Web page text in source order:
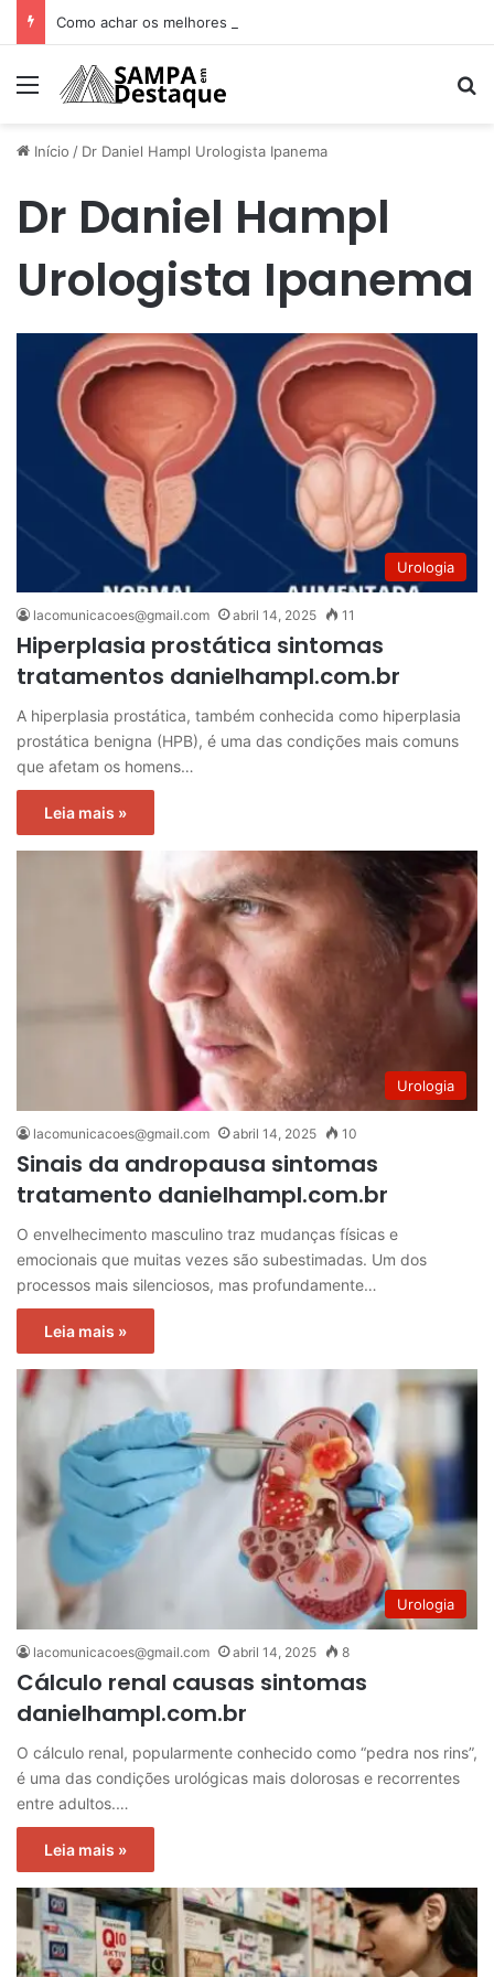
Menu
Início / Dr Daniel Hampl Urologista Ipanema
Dr Daniel Hampl
Urologista Ipanema
Urologia
lacomunicacoes@gmail.com abril 14, 2025 11
Hiperplasia prostática sintomas
tratamentos danielhampl.com.br
A hiperplasia prostática, também conhecida como hiperplasia
prostática benigna (HPB), é uma das condições mais comuns
que afetam os homens…
Leia mais »
Urologia
lacomunicacoes@gmail.com abril 14, 2025 10
Sinais da andropausa sintomas
tratamento danielhampl.com.br
O envelhecimento masculino traz mudanças físicas e
emocionais que muitas vezes são subestimadas. Um dos
processos mais silenciosos, mas profundamente…
Leia mais »
Urologia
lacomunicacoes@gmail.com abril 14, 2025 8
Cálculo renal causas sintomas
danielhampl.com.br
O cálculo renal, popularmente conhecido como “pedra nos rins”,
é uma das condições urológicas mais dolorosas e recorrentes
entre adultos.…
Leia mais »